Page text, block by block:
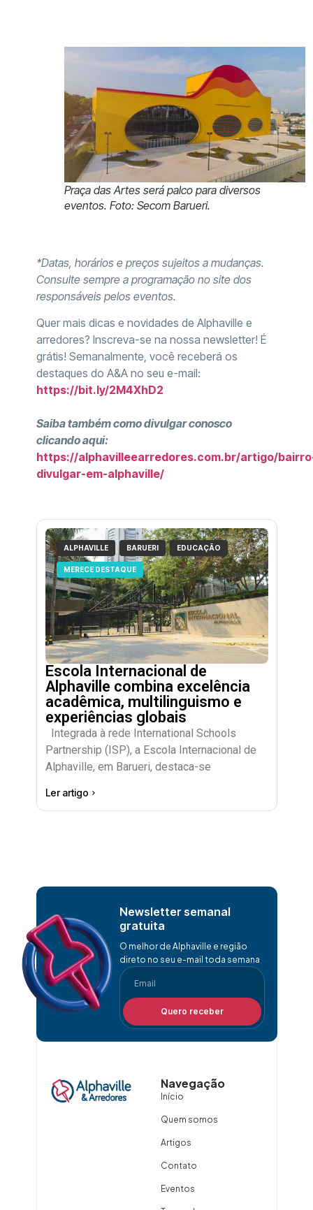
Praça das Artes será palco para diversos
eventos. Foto: Secom Barueri.
*Datas, horários e preços sujeitos a mudanças.
Consulte sempre a programação no site dos
responsáveis pelos eventos.
Quer mais dicas e novidades de Alphaville e
arredores? Inscreva-se na nossa newsletter! É
grátis! Semanalmente, você receberá os
destaques do A&A no seu e-mail:
https://bit.ly/2M4XhD2
Saiba também como divulgar conosco
clicando aqui:
https://alphavilleearredores.com.br/artigo/
divulgar-em-alphaville/
ALPHAVILLE BARUERI EDUCAÇÃO
MERECE DESTAQUE
Escola Internacional de
Alphaville combina excelência
acadêmica, multilinguismo e
experiências globais
Integrada à rede International Schools
Partnership (ISP), a Escola Internacional de
Alphaville, em Barueri, destaca-se
Ler artigo
Newsletter semanal
gratuita
O melhor de Alphaville e região
direto no seu e-mail toda semana
Quero receber
Navegação
Início
Quem somos
Artigos
Contato
Eventos